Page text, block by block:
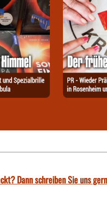
Dann schreiben Sie uns